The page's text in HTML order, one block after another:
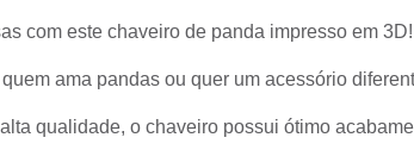
com este chaveiro de panda impresso em 3D!
ama pandas ou quer um acessório
qualidade, o chaveiro possui ótimo